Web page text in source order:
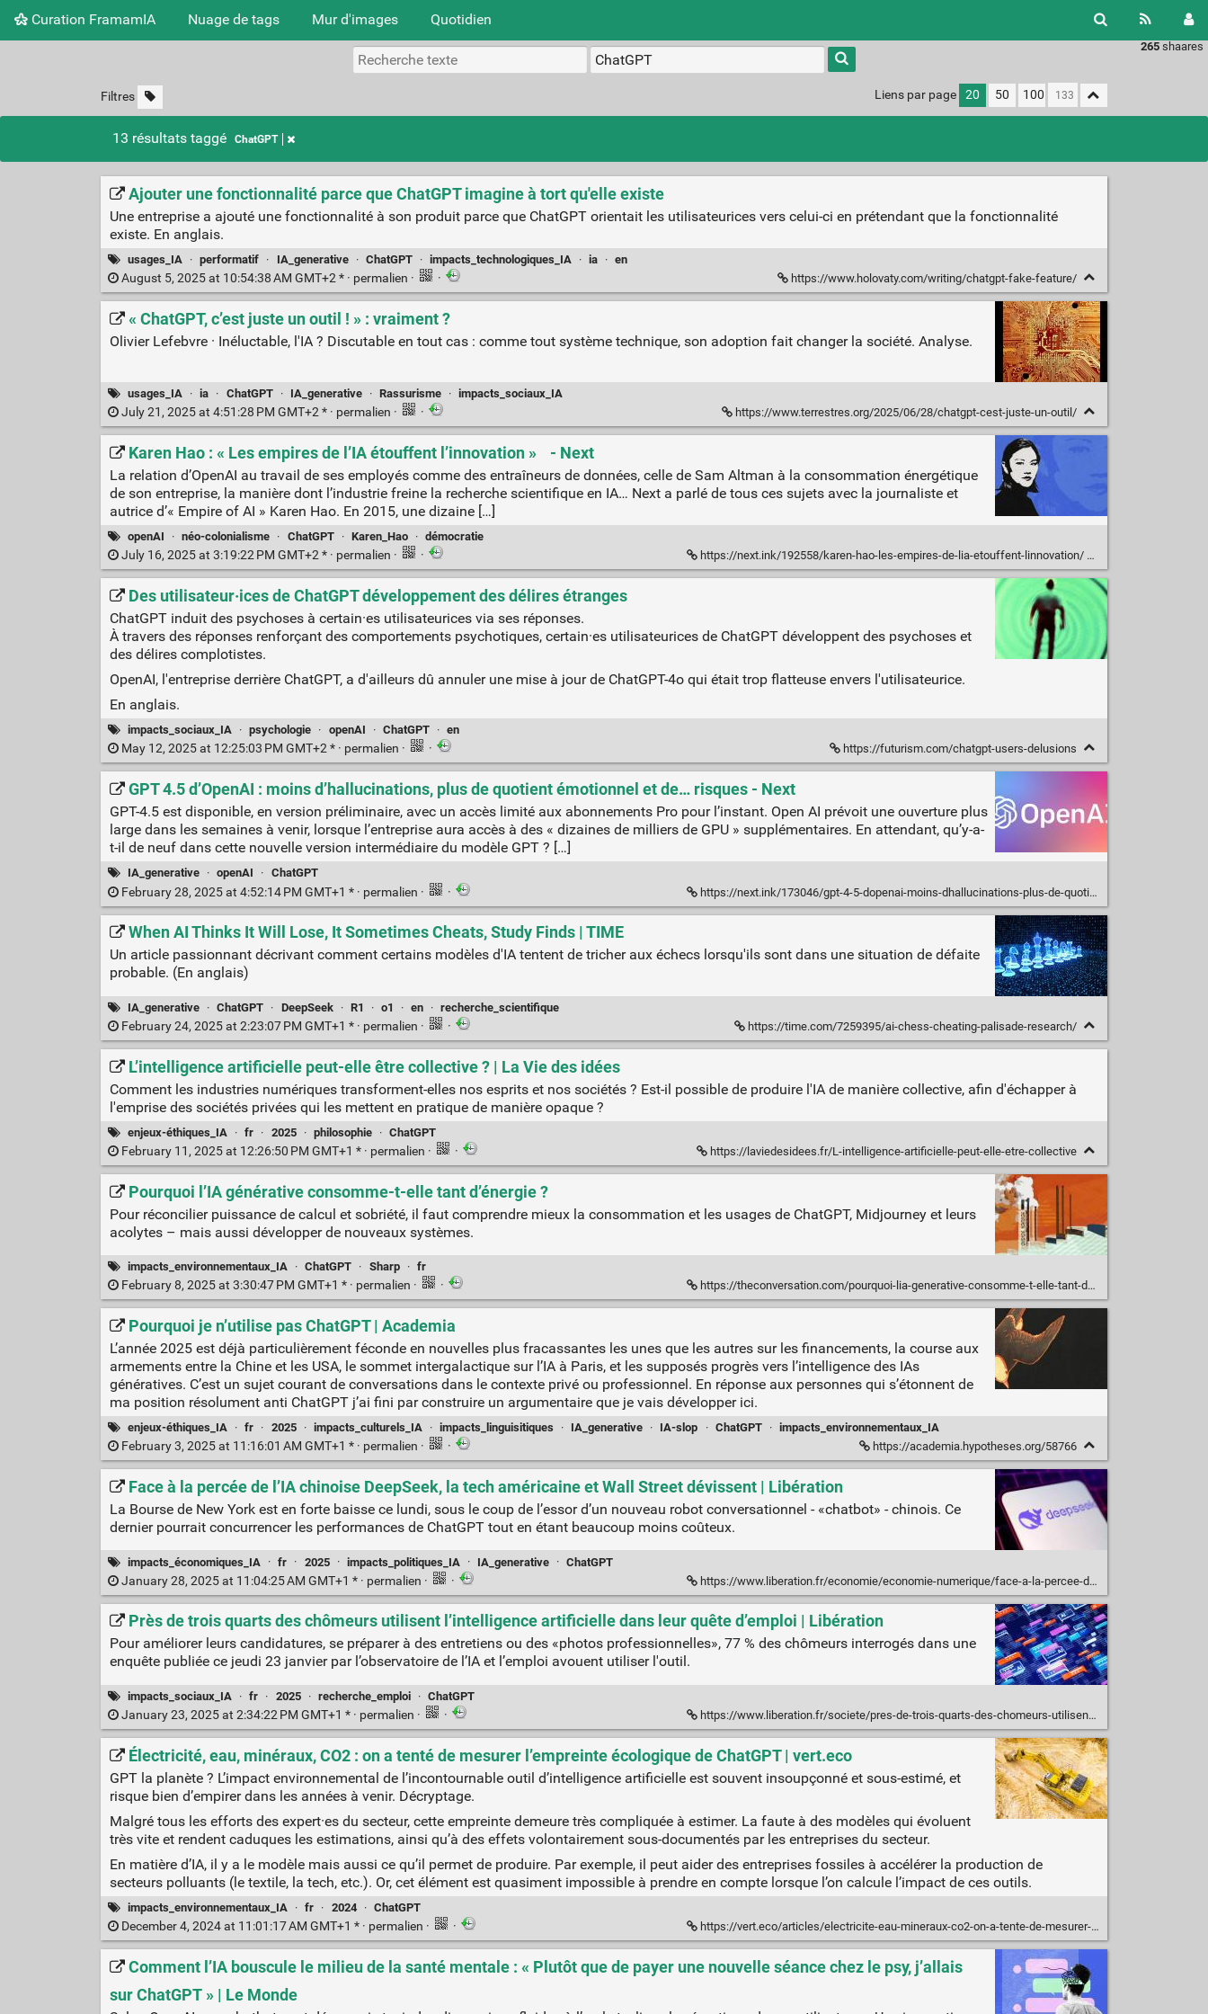
Curation FramamIA Nuage de tags Mur d'images Quotidien
265 shaares
Filtres Liens par page 20 50 100
13 résultats taggé ChatGPT
Ajouter une fonctionnalité parce que ChatGPT imagine à tort qu'elle existe
Une entreprise a ajouté une fonctionnalité à son produit parce que ChatGPT orientait les utilisateurices vers celui-ci en prétendant que la fonctionnalité
existe. En anglais.
usages_IA · performatif · IA_generative · ChatGPT · impacts_technologiques_IA · ia · en
August 5, 2025 at 10:54:38 AM GMT+2 * · permalien · · https://www.holovaty.com/writing/chatgpt-fake-feature/
« ChatGPT, c’est juste un outil ! » : vraiment ?
Olivier Lefebvre · Inéluctable, l'IA ? Discutable en tout cas : comme tout système technique, son adoption fait changer la société. Analyse.
usages_IA · ia · ChatGPT · IA_generative · Rassurisme · impacts_sociaux_IA
July 21, 2025 at 4:51:28 PM GMT+2 * · permalien · · https://www.terrestres.org/2025/06/28/chatgpt-cest-juste-un-outil/
Karen Hao : « Les empires de l’IA étouffent l’innovation » - Next
La relation d’OpenAI au travail de ses employés comme des entraîneurs de données, celle de Sam Altman à la consommation énergétique
de son entreprise, la manière dont l’industrie freine la recherche scientifique en IA… Next a parlé de tous ces sujets avec la journaliste et
autrice d’« Empire of AI » Karen Hao. En 2015, une dizaine […]
openAI · néo-colonialisme · ChatGPT · Karen_Hao · démocratie
July 16, 2025 at 3:19:22 PM GMT+2 * · permalien · · https://next.ink/192558/karen-hao-les-empires-de-lia-etouffent-linnovation/
Des utilisateur·ices de ChatGPT développement des délires étranges
ChatGPT induit des psychoses à certain·es utilisateurices via ses réponses.
À travers des réponses renforçant des comportements psychotiques, certain·es utilisateurices de ChatGPT développent des psychoses et
des délires complotistes.
OpenAI, l'entreprise derrière ChatGPT, a d'ailleurs dû annuler une mise à jour de ChatGPT-4o qui était trop flatteuse envers l'utilisateurice.
En anglais.
impacts_sociaux_IA · psychologie · openAI · ChatGPT · en
May 12, 2025 at 12:25:03 PM GMT+2 * · permalien · · https://futurism.com/chatgpt-users-delusions
GPT 4.5 d’OpenAI : moins d’hallucinations, plus de quotient émotionnel et de… risques - Next
GPT-4.5 est disponible, en version préliminaire, avec un accès limité aux abonnements Pro pour l’instant. Open AI prévoit une ouverture plus
large dans les semaines à venir, lorsque l’entreprise aura accès à des « dizaines de milliers de GPU » supplémentaires. En attendant, qu’y-a-
t-il de neuf dans cette nouvelle version intermédiaire du modèle GPT ? […]
IA_generative · openAI · ChatGPT
February 28, 2025 at 4:52:14 PM GMT+1 * · permalien · · https://next.ink/173046/gpt-4-5-dopenai-moins-dhallucinations-plus-de-quotient-emotionnel-et-de-risques/
When AI Thinks It Will Lose, It Sometimes Cheats, Study Finds | TIME
Un article passionnant décrivant comment certains modèles d'IA tentent de tricher aux échecs lorsqu'ils sont dans une situation de défaite
probable. (En anglais)
IA_generative · ChatGPT · DeepSeek · R1 · o1 · en · recherche_scientifique
February 24, 2025 at 2:23:07 PM GMT+1 * · permalien · · https://time.com/7259395/ai-chess-cheating-palisade-research/
L’intelligence artificielle peut-elle être collective ? | La Vie des idées
Comment les industries numériques transforment-elles nos esprits et nos sociétés ? Est-il possible de produire l'IA de manière collective, afin d'échapper à
l'emprise des sociétés privées qui les mettent en pratique de manière opaque ?
enjeux-éthiques_IA · fr · 2025 · philosophie · ChatGPT
February 11, 2025 at 12:26:50 PM GMT+1 * · permalien · · https://laviedesidees.fr/L-intelligence-artificielle-peut-elle-etre-collective
Pourquoi l’IA générative consomme-t-elle tant d’énergie ?
Pour réconcilier puissance de calcul et sobriété, il faut comprendre mieux la consommation et les usages de ChatGPT, Midjourney et leurs
acolytes – mais aussi développer de nouveaux systèmes.
impacts_environnementaux_IA · ChatGPT · Sharp · fr
February 8, 2025 at 3:30:47 PM GMT+1 * · permalien · · https://theconversation.com/pourquoi-lia-generative-consomme-t-elle-tant-denergie-247406
Pourquoi je n’utilise pas ChatGPT | Academia
L’année 2025 est déjà particulièrement féconde en nouvelles plus fracassantes les unes que les autres sur les financements, la course aux
armements entre la Chine et les USA, le sommet intergalactique sur l’IA à Paris, et les supposés progrès vers l’intelligence des IAs
génératives. C’est un sujet courant de conversations dans le contexte privé ou professionnel. En réponse aux personnes qui s’étonnent de
ma position résolument anti ChatGPT j’ai fini par construire un argumentaire que je vais développer ici.
enjeux-éthiques_IA · fr · 2025 · impacts_culturels_IA · impacts_linguisitiques · IA_generative · IA-slop · ChatGPT · impacts_environnementaux_IA
February 3, 2025 at 11:16:01 AM GMT+1 * · permalien · · https://academia.hypotheses.org/58766
Face à la percée de l’IA chinoise DeepSeek, la tech américaine et Wall Street dévissent | Libération
La Bourse de New York est en forte baisse ce lundi, sous le coup de l’essor d’un nouveau robot conversationnel - «chatbot» - chinois. Ce
dernier pourrait concurrencer les performances de ChatGPT tout en étant beaucoup moins coûteux.
impacts_économiques_IA · fr · 2025 · impacts_politiques_IA · IA_generative · ChatGPT
January 28, 2025 at 11:04:25 AM GMT+1 * · permalien · · https://www.liberation.fr/economie/economie-numerique/face-a-la-percee-de-lia-chinoise-deepseek-wall-street-et-la-tech-americain-devissent-20250127_N2WADPHGZ5HDJN2IAFRHXOH2YQ/
Près de trois quarts des chômeurs utilisent l’intelligence artificielle dans leur quête d’emploi | Libération
Pour améliorer leurs candidatures, se préparer à des entretiens ou des «photos professionnelles», 77 % des chômeurs interrogés dans une
enquête publiée ce jeudi 23 janvier par l’observatoire de l’IA et l’emploi avouent utiliser l'outil.
impacts_sociaux_IA · fr · 2025 · recherche_emploi · ChatGPT
January 23, 2025 at 2:34:22 PM GMT+1 * · permalien · · https://www.liberation.fr/societe/pres-de-trois-quarts-des-chomeurs-utilisent-lintelligence-artificielle-dans-leur-quete-demploi-20250123_2UVJUQ6X2BH35EWT7TLZBCAH2Y/
Électricité, eau, minéraux, CO2 : on a tenté de mesurer l’empreinte écologique de ChatGPT | vert.eco
GPT la planète ? L’impact environnemental de l’incontournable outil d’intelligence artificielle est souvent insoupçonné et sous-estimé, et
risque bien d’empirer dans les années à venir. Décryptage.
Malgré tous les efforts des expert·es du secteur, cette empreinte demeure très compliquée à estimer. La faute à des modèles qui évoluent
très vite et rendent caduques les estimations, ainsi qu’à des effets volontairement sous-documentés par les entreprises du secteur.
En matière d’IA, il y a le modèle mais aussi ce qu’il permet de produire. Par exemple, il peut aider des entreprises fossiles à accélérer la production de
secteurs polluants (le textile, la tech, etc.). Or, cet élément est quasiment impossible à prendre en compte lorsque l’on calcule l’impact de ces outils.
impacts_environnementaux_IA · fr · 2024 · ChatGPT
December 4, 2024 at 11:01:17 AM GMT+1 * · permalien · · https://vert.eco/articles/electricite-eau-mineraux-co2-on-a-tente-de-mesurer-lempreinte-ecologique-de-chatgpt
Comment l’IA bouscule le milieu de la santé mentale : « Plutôt que de payer une nouvelle séance chez le psy, j’allais
sur ChatGPT » | Le Monde